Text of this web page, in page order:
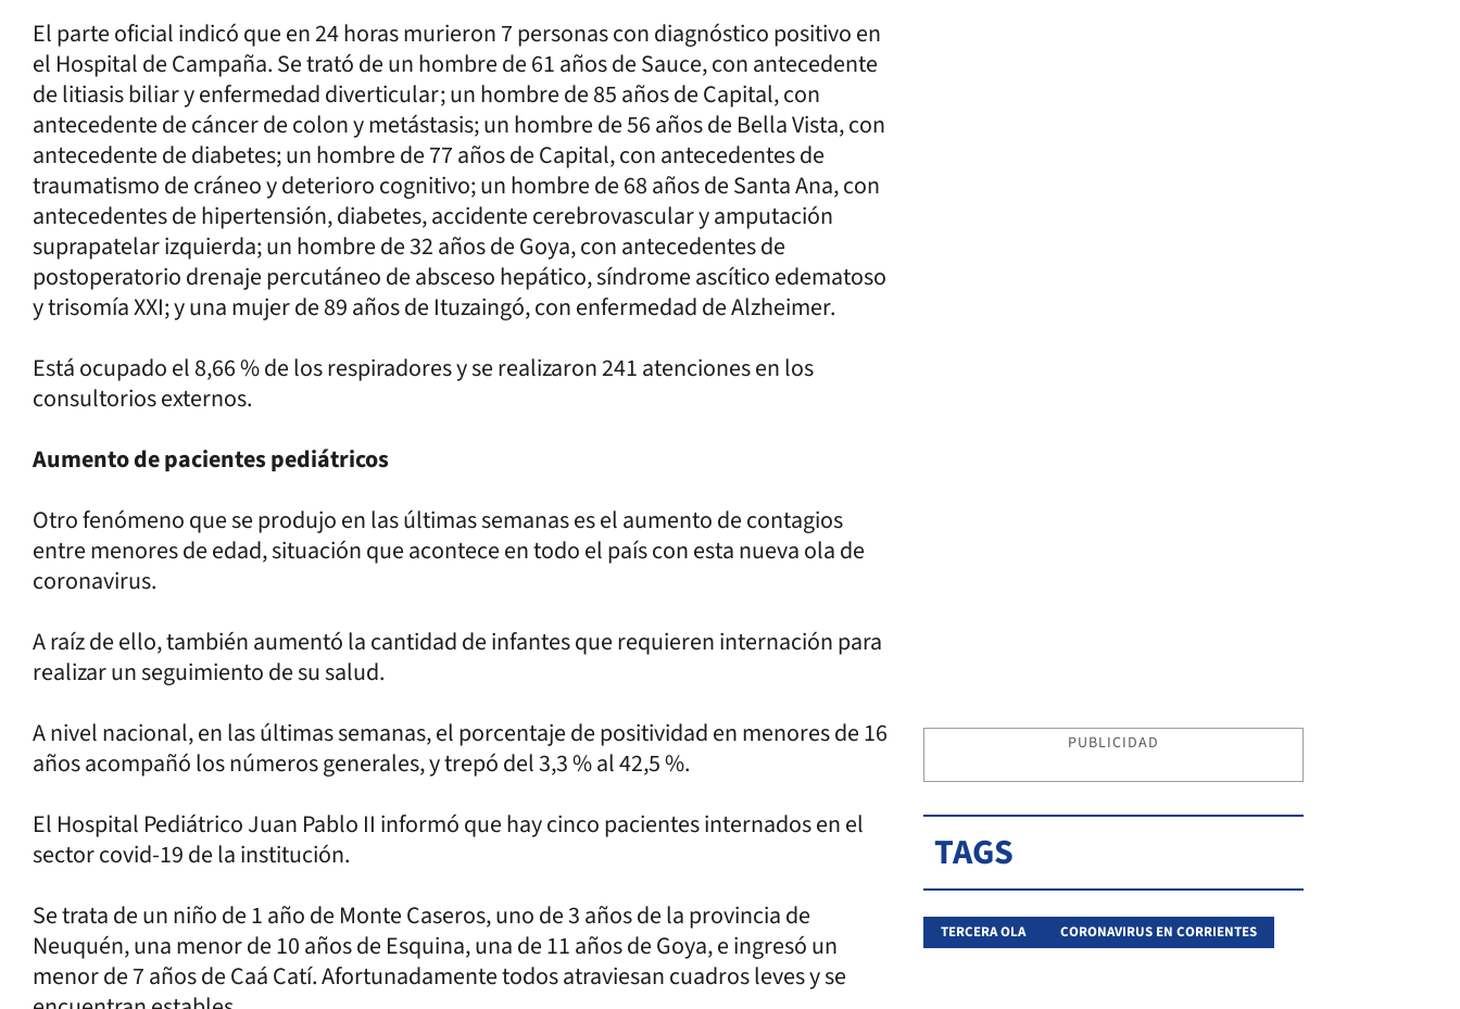
El parte oficial indicó que en 24 horas murieron 7 personas con diagnóstico positivo en
el Hospital de Campaña. Se trató de un hombre de 61 años de Sauce, con antecedente
de litiasis biliar y enfermedad diverticular; un hombre de 85 años de Capital, con
antecedente de cáncer de colon y metástasis; un hombre de 56 años de Bella Vista, con
antecedente de diabetes; un hombre de 77 años de Capital, con antecedentes de
traumatismo de cráneo y deterioro cognitivo; un hombre de 68 años de Santa Ana, con
antecedentes de hipertensión, diabetes, accidente cerebrovascular y amputación
suprapatelar izquierda; un hombre de 32 años de Goya, con antecedentes de
postoperatorio drenaje percutáneo de absceso hepático, síndrome ascítico edematoso
y trisomía XXI; y una mujer de 89 años de Ituzaingó, con enfermedad de Alzheimer.
Está ocupado el 8,66 % de los respiradores y se realizaron 241 atenciones en los
consultorios externos.
Aumento de pacientes pediátricos
Otro fenómeno que se produjo en las últimas semanas es el aumento de contagios
entre menores de edad, situación que acontece en todo el país con esta nueva ola de
coronavirus.
A raíz de ello, también aumentó la cantidad de infantes que requieren internación para
realizar un seguimiento de su salud.
A nivel nacional, en las últimas semanas, el porcentaje de positividad en menores de 16
años acompañó los números generales, y trepó del 3,3 % al 42,5 %.
El Hospital Pediátrico Juan Pablo II informó que hay cinco pacientes internados en el
sector covid-19 de la institución.
Se trata de un niño de 1 año de Monte Caseros, uno de 3 años de la provincia de
Neuquén, una menor de 10 años de Esquina, una de 11 años de Goya, e ingresó un
menor de 7 años de Caá Catí. Afortunadamente todos atraviesan cuadros leves y se
PUBLICIDAD
TAGS
TERCERA OLA CORONAVIRUS EN CORRIENTES